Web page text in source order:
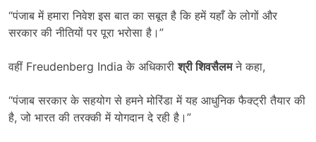
“पंजाब में हमारा निवेश इस बात का सबूत है कि हमें यहाँ के लोगों और
सरकार की नीतियों पर पूरा भरोसा है।”
वहीं Freudenberg India के अधिकारीश्री शिवसैलमने कहा,
“पंजाब सरकार के सहयोग से हमने मोरिंडा में यह आधुनिक फैक्ट्री तैयार की
है, जो भारत की तरक्की में योगदान दे रही है।”